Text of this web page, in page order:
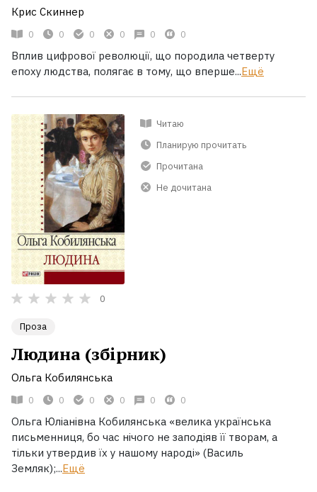
Крис Скиннер
0 0 0 0 0 0
Вплив цифрової революції, що породила четверту
епоху людства, полягає в тому, що вперше...Ещё
Читаю
Планирую прочитать
Прочитана
Не дочитана
0
Проза
Людина (збірник)
Ольга Кобилянська
0 0 0 0 0 0
Ольга Юліанівна Кобилянська «велика українська
письменниця, бо час нічого не заподіяв її творам, а
тільки утвердив їх у нашому народі» (Василь
Земляк);...Ещё